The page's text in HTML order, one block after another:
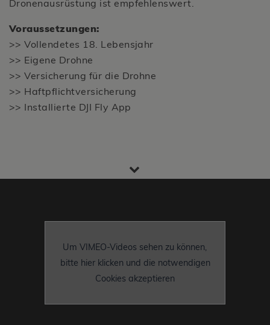
Dronenausrüstung ist empfehlenswert.
Voraussetzungen:
>> Vollendetes 18. Lebensjahr
>> Eigene Drohne
>> Versicherung für die Drohne
>> Haftpflichtversicherung
>> Installierte DJI Fly App
Um VIMEO-Videos sehen zu können,
bitte hier klicken und die notwendigen
Cookies akzeptieren